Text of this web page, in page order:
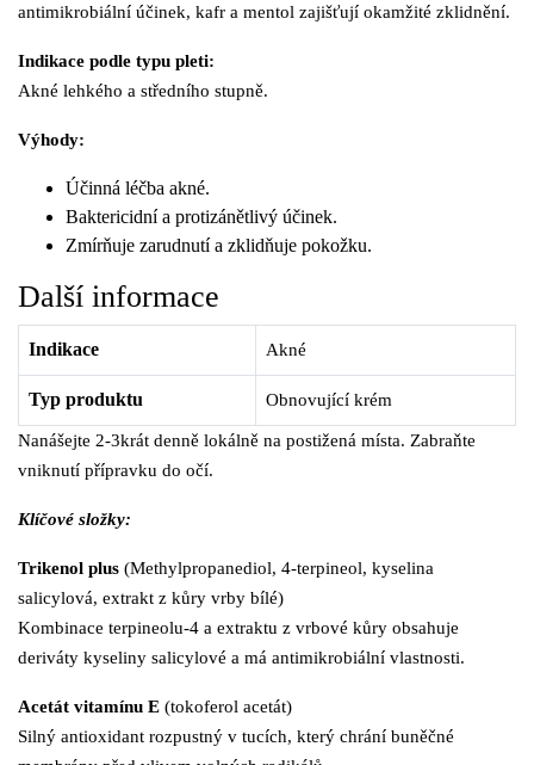
antimikrobiální účinek, kafr a mentol zajišťují okamžité zklidnění.
Indikace podle typu pleti:
Akné lehkého a středního stupně.
Výhody:
Účinná léčba akné.
Baktericidní a protizánětlivý účinek.
Zmírňuje zarudnutí a zklidňuje pokožku.
Další informace
Indikace Akné
Typ produktu Obnovující krém
Nanášejte 2-3krát denně lokálně na postižená místa. Zabraňte
vniknutí přípravku do očí.
Klíčové složky:
Trikenol plus (Methylpropanediol, 4-terpineol, kyselina
salicylová, extrakt z kůry vrby bílé)
Kombinace terpineolu-4 a extraktu z vrbové kůry obsahuje
deriváty kyseliny salicylové a má antimikrobiální vlastnosti.
Acetát vitamínu E (tokoferol acetát)
Silný antioxidant rozpustný v tucích, který chrání buněčné